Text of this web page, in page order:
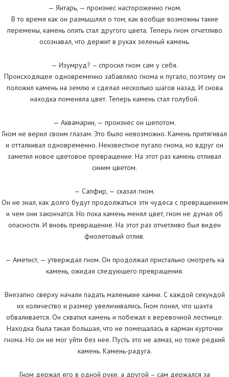
— Янтарь, — произнес настороженно гном.
В то время как он размышлял о том, как вообще возможны такие
перемены, камень опять стал другого цвета. Теперь гном отчетливо
осознавал, что держит в руках зеленый камень.
— Изумруд? – спросил гном сам у себя.
Происходящее одновременно забавляло гнома и пугало, поэтому он
положил камень на землю и сделал несколько шагов назад. И снова
находка поменяла цвет. Теперь камень стал голубой.
— Аквамарин, — произнес он шепотом.
Гном не верил своим глазам. Это было невозможно. Камень притягивал
и отталкивал одновременно. Неизвестное пугало гнома, но вдруг он
заметил новое цветовое превращение. На этот раз камень отливал
синим цветом.
— Сапфир, — сказал гном.
Он не знал, как долго будут продолжаться эти чудеса с превращением
и чем они закончатся. Но пока камень менял цвет, гном не думал об
опасности. И вновь превращение. На этот раз отчетливо был виден
фиолетовый отлив.
— Аметист, — утверждал гном. Он продолжал пристально смотреть на
камень, ожидая следующего превращения.
Внезапно сверху начали падать маленькие камни. С каждой секундой
их количество и размер увеличивались. Гном понял, что шахта
обваливается. Он схватил камень и побежал к веревочной лестнице.
Находка была такая большая, что не помещалась в карман курточки
гнома. Но он не мог уйти без нее. Пусть это не алмаз, но тоже редкий
камень. Камень-радуга.
Гном держал его в одной руке, а другой – сам держался за